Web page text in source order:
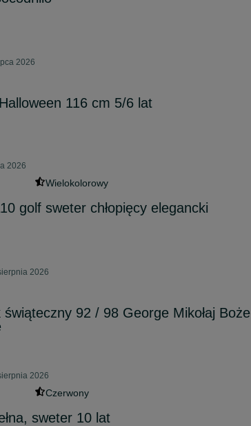
2026
116 cm 5/6 lat
2026
Wielokolorowy
golf sweter chłopięcy elegancki
2026
92 / 98 George Mikołaj Boże
2026
Czerwony
sweter 10 lat